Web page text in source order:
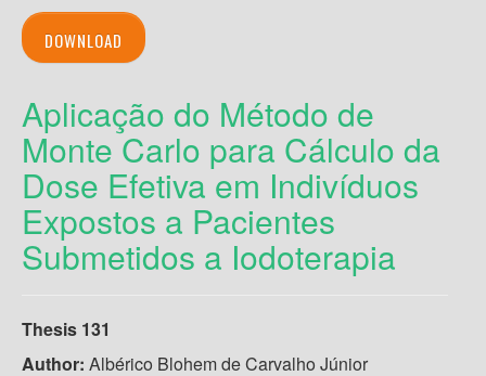
DOWNLOAD
Aplicação do Método de
Monte Carlo para Cálculo da
Dose Efetiva em Indivíduos
Expostos a Pacientes
Submetidos a Iodoterapia
Thesis 131
Author: Albérico Blohem de Carvalho Júnior